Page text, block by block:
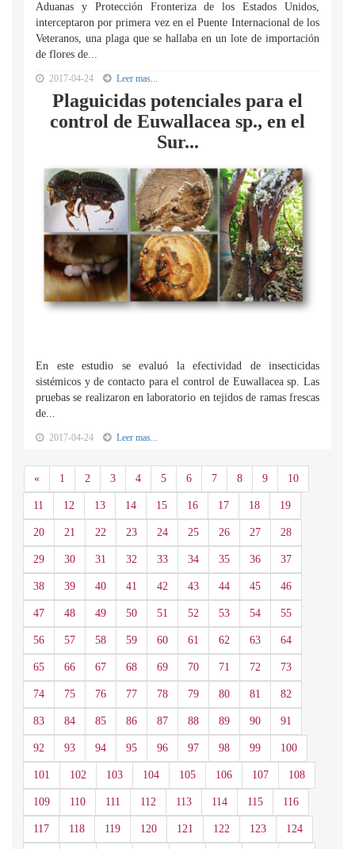
Aduanas y Protección Fronteriza de los Estados Unidos,
interceptaron por primera vez en el Puente Internacional de los
Veteranos, una plaga que se hallaba en un lote de importación
de flores de...
2017-04-24 Leer mas...
Plaguicidas potenciales para el
control de Euwallacea sp., en el
Sur...
En este estudio se evaluó la efectividad de insecticidas
sistémicos y de contacto para el control de Euwallacea sp. Las
pruebas se realizaron en laboratorio en tejidos de ramas frescas
de...
2017-04-24 Leer mas...
«Anterior
1 2 3 4 5 6 7 8 9 10
11 12 13 14 15 16 17 18 19
20 21 22 23 24 25 26 27 28
29 30 31 32 33 34 35 36 37
38 39 40 41 42 43 44 45 46
47 48 49 50 51 52 53 54 55
56 57 58 59 60 61 62 63 64
65 66 67 68 69 70 71 72 73
74 75 76 77 78 79 80 81 82
83 84 85 86 87 88 89 90 91
92 93 94 95 96 97 98 99 100
101 102 103 104 105 106 107 108
109 110 111 112 113 114 115 116
117 118 119 120 121 122 123 124